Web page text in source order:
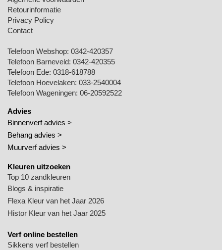
Retourinformatie
Privacy Policy
Contact
Telefoon Webshop: 0342-420357
Telefoon Barneveld: 0342-420355
Telefoon Ede: 0318-618788
Telefoon Hoevelaken: 033-2540004
Telefoon Wageningen: 06-20592522
Advies
Binnenverf advies >
Behang advies >
Muurverf advies >
Kleuren uitzoeken
Top 10 zandkleuren
Blogs & inspiratie
Flexa Kleur van het Jaar 2026
Histor Kleur van het Jaar 2025
Verf online bestellen
Sikkens verf bestellen